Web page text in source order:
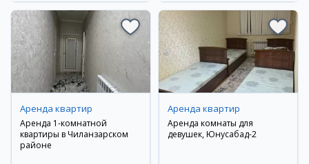
Аренда квартир
Аренда 1-комнатной
квартиры в Чиланзарском
районе
Аренда квартир
Аренда комнаты для
девушек, Юнусабад-2